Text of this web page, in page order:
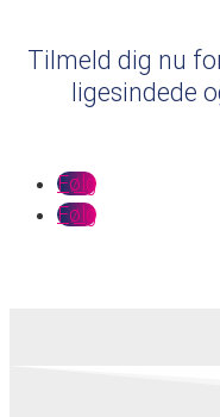
Tilmeld dig nu
ligesindede
Følg
Følg